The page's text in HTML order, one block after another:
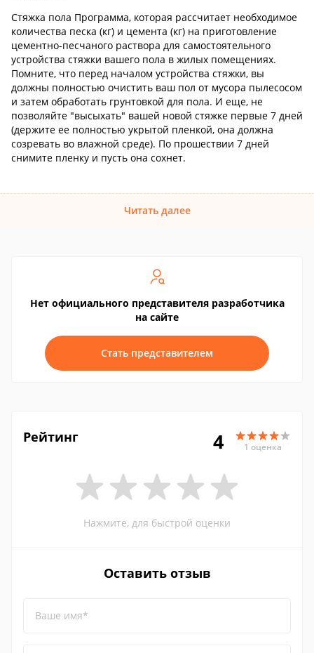
Стяжка пола Программа, которая рассчитает необходимое
количества песка (кг) и цемента (кг) на приготовление
цементно-песчаного раствора для самостоятельного
устройства стяжки вашего пола в жилых помещениях.
Помните, что перед началом устройства стяжки, вы
должны полностью очистить ваш пол от мусора пылесосом
и затем обработать грунтовкой для пола. И еще, не
позволяйте "высыхать" вашей новой стяжке первые 7 дней
(держите ее полностью укрытой пленкой, она должна
созревать во влажной среде). По прошествии 7 дней
снимите пленку и пусть она сохнет.
Читать далее
Нет официального представителя разработчика
на сайте
Стать представителем
Рейтинг 4 1 оценка
Нажмите, для быстрой оценки
Оставить отзыв
Ваше имя*